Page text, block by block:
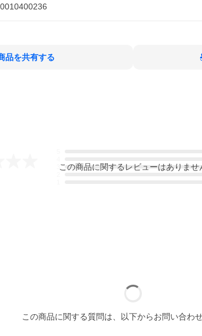
品を共有する
この商品に関するレビューはありませ
この商品に関する質問は、以下からお問い合わせ